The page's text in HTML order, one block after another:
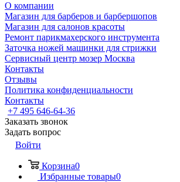
О компании
Магазин для барберов и барбершопов
Магазин для салонов красоты
Ремонт парикмахерского инструмента
Заточка ножей машинки для стрижки
Сервисный центр мозер Москва
Контакты
Отзывы
Политика конфиденциальности
Контакты
+7 495 646-64-36
Заказать звонок
Задать вопрос
Войти
Корзина0
Избранные товары0